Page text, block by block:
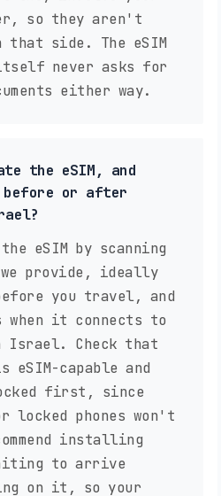
so they aren't
that side. The eSIM
never asks for
either way.
the eSIM, and
or after
eSIM by scanning
we provide, ideally
you travel, and
it connects to
Israel. Check that
eSIM-capable and
first, since
locked phones won't
installing
to arrive
on it, so your